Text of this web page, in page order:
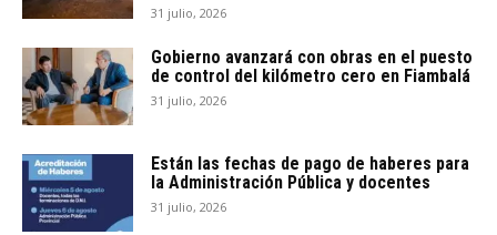
31 julio, 2026
Gobierno avanzará con obras en el puesto
de control del kilómetro cero en Fiambalá
31 julio, 2026
Están las fechas de pago de haberes para
la Administración Pública y docentes
31 julio, 2026